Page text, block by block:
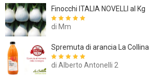
Finocchi ITALIA NOVELLI al Kg
Valutato
di Mm
Spremuta di arancia La Collina
Valutato5su
di Alberto Antonelli 2